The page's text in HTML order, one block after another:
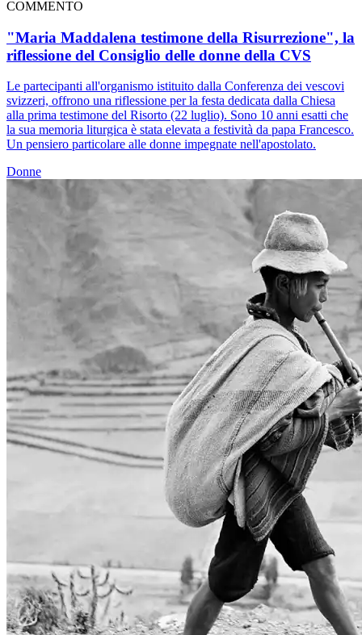
COMMENTO
"Maria Maddalena testimone della Risurrezione", la
riflessione del Consiglio delle donne della CVS
Le partecipanti all'organismo istituito dalla Conferenza dei vescovi
svizzeri, offrono una riflessione per la festa dedicata dalla Chiesa
alla prima testimone del Risorto (22 luglio). Sono 10 anni esatti che
la sua memoria liturgica è stata elevata a festività da papa Francesco.
Un pensiero particolare alle donne impegnate nell'apostolato.
Donne